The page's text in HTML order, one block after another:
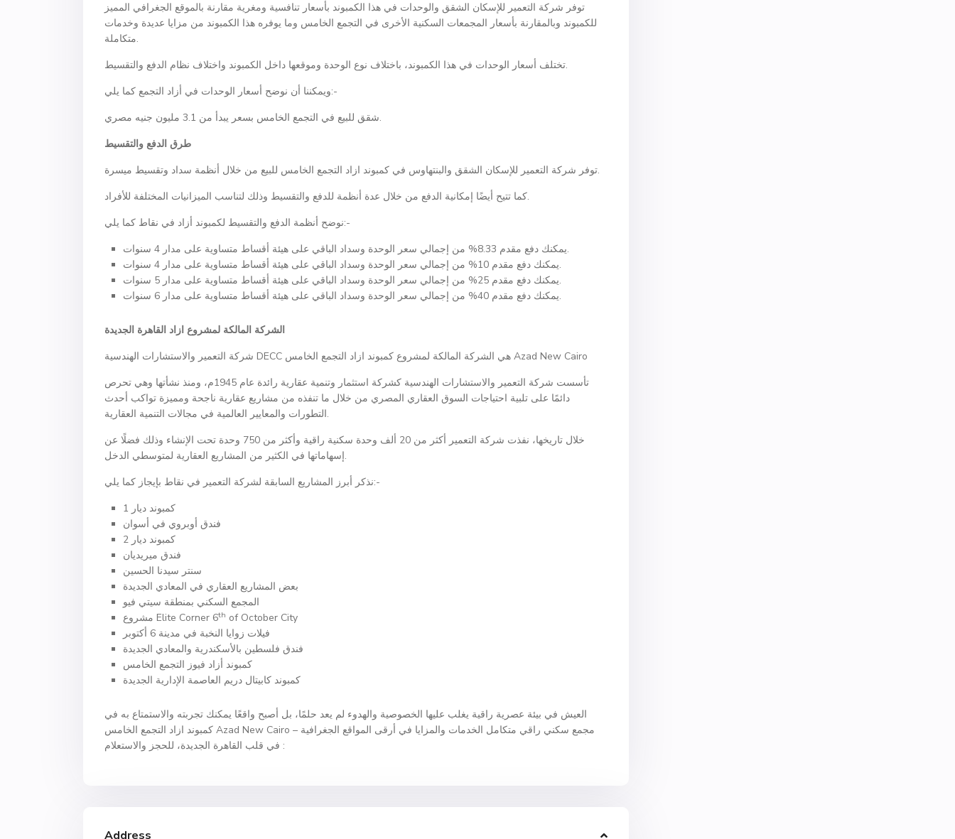
توفر شركة التعمير للإسكان الشقق والوحدات في هذا الكمبوند بأسعار تنافسية ومغرية مقارنة بالموقع الجغرافي المميز
للكمبوند وبالمقارنة بأسعار المجمعات السكنية الأخرى في التجمع الخامس وما يوفره هذا الكمبوند من مزايا عديدة وخدمات
متكاملة.
تختلف أسعار الوحدات في هذا الكمبوند، باختلاف نوع الوحدة وموقعها داخل الكمبوند واختلاف نظام الدفع والتقسيط.
ويمكننا أن نوضح أسعار الوحدات في أزاد التجمع كما يلي:-
شقق للبيع في التجمع الخامس بسعر يبدأ من 3.1 مليون جنيه مصري.
طرق الدفع والتقسيط
توفر شركة التعمير للإسكان الشقق والبنتهاوس في كمبوند ازاد التجمع الخامس للبيع من خلال أنظمة سداد وتقسيط ميسرة.
كما تتيح أيضًا إمكانية الدفع من خلال عدة أنظمة للدفع والتقسيط وذلك لتناسب الميزانيات المختلفة للأفراد.
نوضح أنظمة الدفع والتقسيط لكمبوند أزاد في نقاط كما يلي:-
يمكنك دفع مقدم 8.33% من إجمالي سعر الوحدة وسداد الباقي على هيئة أقساط متساوية على مدار 4 سنوات.
يمكنك دفع مقدم 10% من إجمالي سعر الوحدة وسداد الباقي على هيئة أقساط متساوية على مدار 4 سنوات.
يمكنك دفع مقدم 25% من إجمالي سعر الوحدة وسداد الباقي على هيئة أقساط متساوية على مدار 5 سنوات.
يمكنك دفع مقدم 40% من إجمالي سعر الوحدة وسداد الباقي على هيئة أقساط متساوية على مدار 6 سنوات.
الشركة المالكة لمشروع ازاد القاهرة الجديدة
شركة التعمير والاستشارات الهندسية DECC هي الشركة المالكة لمشروع كمبوند ازاد التجمع الخامس Azad New Cairo
تأسست شركة التعمير والاستشارات الهندسية كشركة استثمار وتنمية عقارية رائدة عام 1945م، ومنذ نشأتها وهي تحرص
دائمًا على تلبية احتياجات السوق العقاري المصري من خلال ما تنفذه من مشاريع عقارية ناجحة ومميزة تواكب أحدث
التطورات والمعايير العالمية في مجالات التنمية العقارية.
خلال تاريخها، نفذت شركة التعمير أكثر من 20 ألف وحدة سكنية راقية وأكثر من 750 وحدة تحت الإنشاء وذلك فضلًا عن
إسهاماتها في الكثير من المشاريع العقارية لمتوسطي الدخل.
نذكر أبرز المشاريع السابقة لشركة التعمير في نقاط بإيجاز كما يلي:-
كمبوند ديار 1
فندق أوبروي في أسوان
كمبوند ديار 2
فندق ميريديان
سنتر سيدنا الحسين
بعض المشاريع العقاري في المعادي الجديدة
المجمع السكني بمنطقة سيتي فيو
مشروع Elite Corner 6th of October City
فيلات زوايا النخبة في مدينة 6 أكتوبر
فندق فلسطين بالأسكندرية والمعادي الجديدة
كمبوند أزاد فيوز التجمع الخامس
كمبوند كابيتال دريم العاصمة الإدارية الجديدة
العيش في بيئة عصرية راقية يغلب عليها الخصوصية والهدوء لم يعد حلمًا، بل أصبح واقعًا يمكنك تجربته والاستمتاع به في
كمبوند ازاد التجمع الخامس Azad New Cairo – مجمع سكني راقي متكامل الخدمات والمزايا في أرقى المواقع الجغرافية
في قلب القاهرة الجديدة، للحجز والاستعلام :
Address